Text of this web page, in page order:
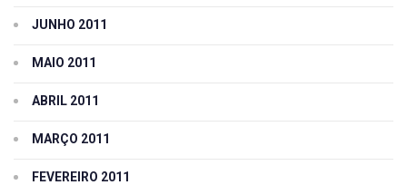
JUNHO 2011
MAIO 2011
ABRIL 2011
MARÇO 2011
FEVEREIRO 2011